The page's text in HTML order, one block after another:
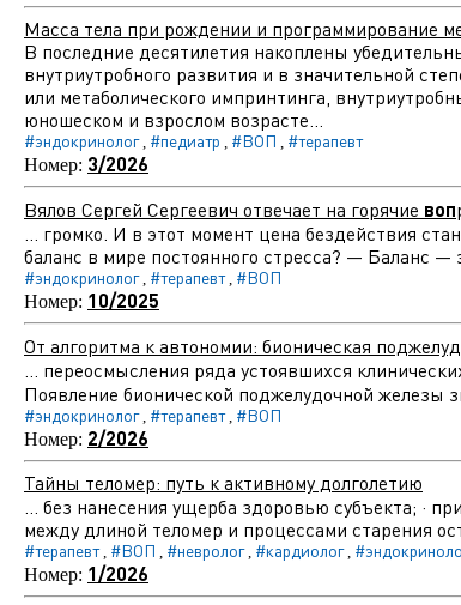
Масса тела при рождении и программирование
В последние десятилетия накоплены
внутриутробного развития и в значительной
или метаболического импринтинга,
юношеском и взрослом возрасте...
#эндокринолог, #педиатр , #ВОП , #терапевт
Номер: 3/2026
Вялов Сергей Сергеевич отвечает на горячие воп
... громко. И в этот момент цена бездействия
баланс в мире постоянного стресса? — Баланс —
#эндокринолог, #терапевт, #ВОП
Номер: 10/2025
От алгоритма к автономии: бионическая
... переосмысления ряда устоявшихся
Появление бионической поджелудочной железы
#эндокринолог, #терапевт, #ВОП
Номер: 2/2026
Тайны теломер: путь к активному долголетию
... без нанесения ущерба здоровью субъекта; ·
между длиной теломер и процессами старения
#терапевт, #ВОП , #невролог, #кардиолог,
Номер: 1/2026